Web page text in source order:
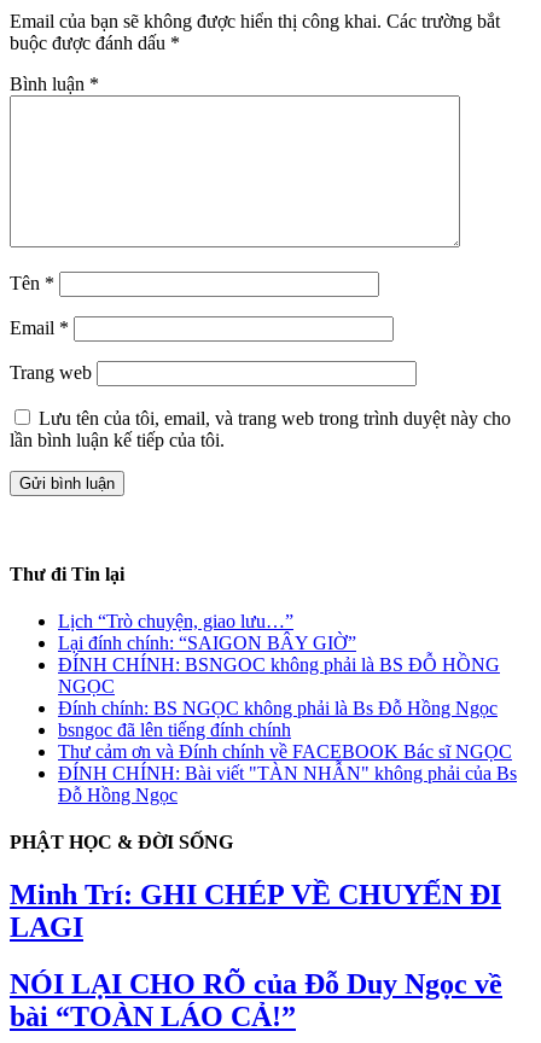
Email của bạn sẽ không được hiển thị công khai. Các trường bắt
buộc được đánh dấu *
Bình luận *
Tên *
Email *
Trang web
Lưu tên của tôi, email, và trang web trong trình duyệt này cho
lần bình luận kế tiếp của tôi.
Thư đi Tin lại
Lịch “Trò chuyện, giao lưu…”
Lại đính chính: “SAIGON BÂY GIỜ”
ĐÍNH CHÍNH: BSNGOC không phải là BS ĐỖ HỒNG
NGỌC
Đính chính: BS NGỌC không phải là Bs Đỗ Hồng Ngọc
bsngoc đã lên tiếng đính chính
Thư cảm ơn và Đính chính về FACEBOOK Bác sĩ NGỌC
ĐÍNH CHÍNH: Bài viết "TÀN NHẪN" không phải của Bs
Đỗ Hồng Ngọc
PHẬT HỌC & ĐỜI SỐNG
Minh Trí: GHI CHÉP VỀ CHUYẾN ĐI
LAGI
NÓI LẠI CHO RÕ của Đỗ Duy Ngọc về
bài “TOÀN LÁO CẢ!”